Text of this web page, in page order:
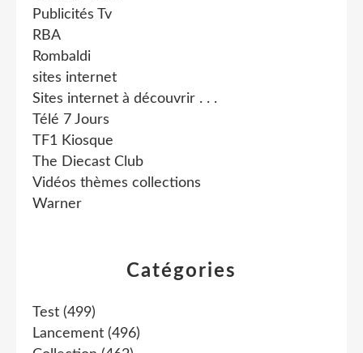
Catégories
Test (499)
Lancement (496)
Publicités Tv
RBA
Rombaldi
sites internet
Sites internet à découvrir . . .
Télé 7 Jours
TF1 Kiosque
The Diecast Club
Vidéos thèmes collections
Warner